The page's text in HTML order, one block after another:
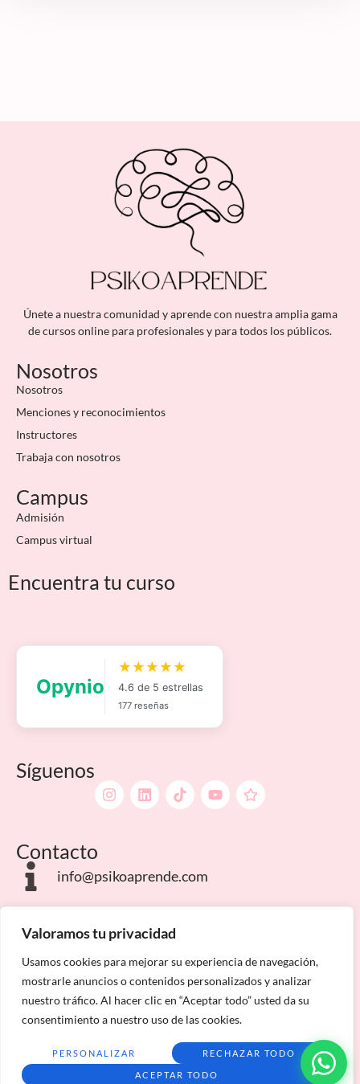
Valoramos tu privacidad
Usamos cookies para mejorar su experiencia de navegación,
mostrarle anuncios o contenidos personalizados y analizar
nuestro tráfico. Al hacer clic en “Aceptar todo” usted da su
consentimiento a nuestro uso de las cookies.
PERSONALIZAR RECHAZAR TODO
ACEPTAR TODO
Únete a nuestra comunidad y aprende con nuestra amplia gama
de cursos online para profesionales y para todos los públicos.
Nosotros
Nosotros
Menciones y reconocimientos
Instructores
Trabaja con nosotros
Campus
Admisión
Campus virtual
Encuentra tu curso
Síguenos
Contacto
info@psikoaprende.com
Campus Internacionales
Condiciones de matriculaciónMapa del sitio
Psiko Aprende